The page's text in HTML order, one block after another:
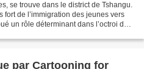
se trouve dans le district de Tshangu.
de l’immigration des jeunes vers
un rôle déterminant dans l’octroi des
par Cartooning for